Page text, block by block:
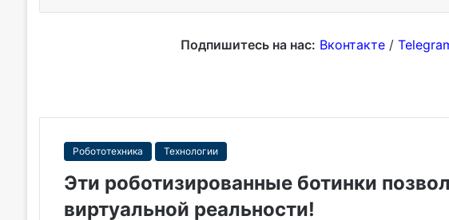
Подпишитесь на нас: Вконтакте/